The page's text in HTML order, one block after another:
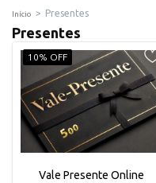
Início > Presentes
Presentes
10% OFF
Vale Presente Online